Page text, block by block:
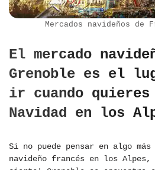
Mercados navideños
El mercado
Grenoble es el
ir cuando
Navidad en los
Si no puede pensar en algo más
navideño francés en los